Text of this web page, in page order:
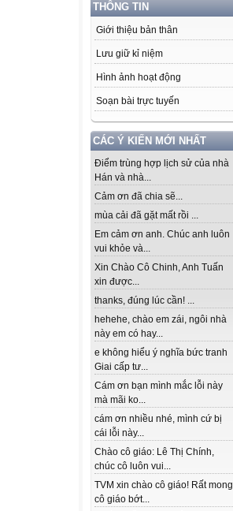
THÔNG TIN
Giới thiệu bản thân
Lưu giữ kỉ niệm
Hình ảnh hoạt động
Soạn bài trực tuyến
CÁC Ý KIẾN MỚI NHẤT
Điểm trùng hợp lịch sử của nhà
Hán và nhà...
Cảm ơn đã chia sẽ...
mùa cải đã gặt mất rồi ...
Em cảm ơn anh. Chúc anh luôn
vui khỏe và...
Xin Chào Cô Chinh, Anh Tuấn
xin được...
thanks, đúng lúc cần! ...
hehehe, chào em zái, ngôi nhà
này em có hay...
e không hiểu ý nghĩa bức tranh
Giai cấp tư...
Cám ơn bạn mình mắc lỗi này
mà mãi ko...
cám ơn nhiều nhé, mình cứ bị
cái lỗi này...
Chào cô giáo: Lê Thị Chính,
chúc cô luôn vui...
TVM xin chào cô giáo! Rất mong
cô giáo bớt...